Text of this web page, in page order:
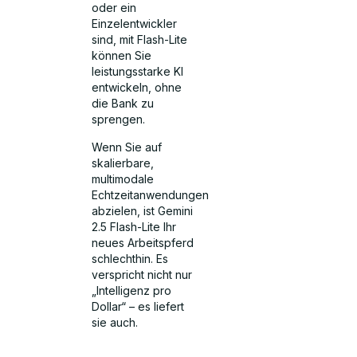
oder ein
Einzelentwickler
sind, mit Flash-Lite
können Sie
leistungsstarke KI
entwickeln, ohne
die Bank zu
sprengen.
Wenn Sie auf
skalierbare,
multimodale
Echtzeitanwendungen
abzielen, ist Gemini
2.5 Flash-Lite Ihr
neues Arbeitspferd
schlechthin. Es
verspricht nicht nur
„Intelligenz pro
Dollar“ – es liefert
sie auch.